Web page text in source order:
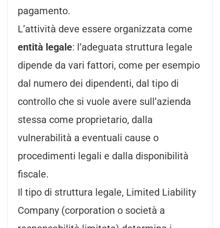
pagamento.
L’attività deve essere organizzata come
entità legale: l’adeguata struttura legale
dipende da vari fattori, come per esempio
dal numero dei dipendenti, dal tipo di
controllo che si vuole avere sull’azienda
stessa come proprietario, dalla
vulnerabilità a eventuali cause o
procedimenti legali e dalla disponibilità
fiscale.
Il tipo di struttura legale, Limited Liability
Company (corporation o società a